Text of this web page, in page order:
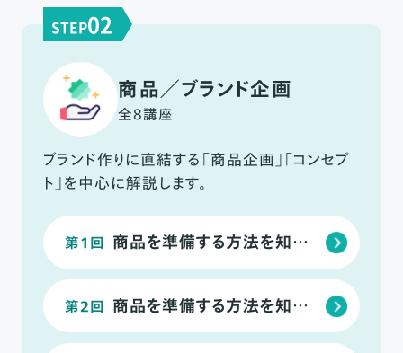
STEP02
商品／ブランド企画
全8講座
ブランド作りに直結する「商品企画」「コンセプ
ト」を中心に解説します。
第1回 商品を準備する方法を知ろう｜仕入れ商品
第2回 商品を準備する方法を知ろう｜オリジナル商品